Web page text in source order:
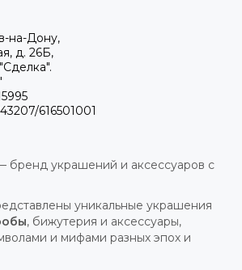
на-Дону,
д. 26Б,
616501001
бренд украшений и аксессуаров с
уникальные украшения
, бижутерия и аксессуары,
и мифами разных эпох и